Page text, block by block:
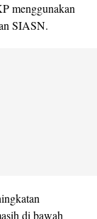
menggunakan
SIASN.
di bawah